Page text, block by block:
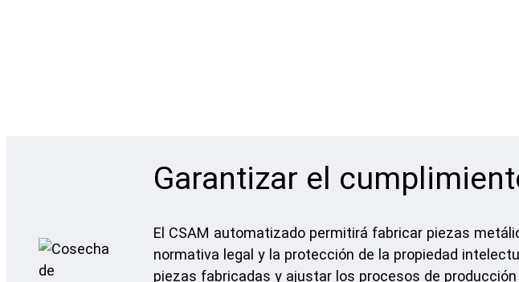
Garantizar el
El CSAM automatizado permitirá fabricar piezas
normativa legal y la protección de la propiedad
piezas fabricadas y ajustar los procesos de